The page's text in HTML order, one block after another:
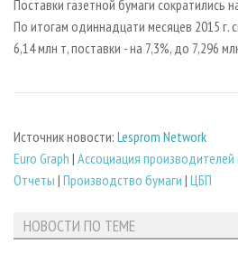
БИОЭНЕРГЕТИКА
ИНСТРУМЕНТ И МАТЕРИАЛЫ
ПРИОРИТЕТНЫЕ ИНВЕСТПРОЕКТЫ
RUSSIAN FORESTRY REVIEW
БИБЛИОТЕКА СПЕЦИАЛИСТА
Поставки газетной бумаги сократились
По итогам одиннадцати месяцев 2015 г.
6,14 млн т, поставки - на 7,3%, до 7,296
Источник новости: Lesprom Network
Euro Graph | Ассоциация производителей
Отчеты | Производство бумаги | ЦБП
НОВОСТИ ПО ТЕМЕ